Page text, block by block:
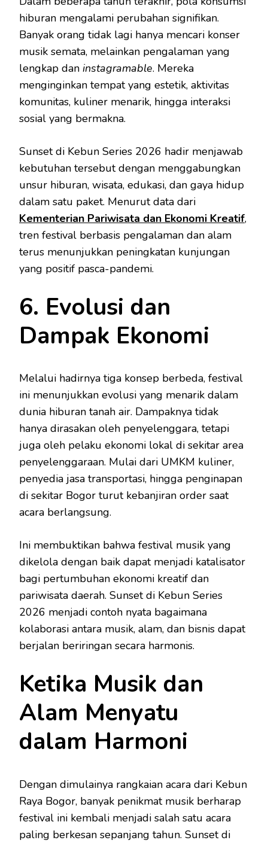
hiburan mengalami perubahan signifikan.
Banyak orang tidak lagi hanya mencari konser
musik semata, melainkan pengalaman yang
lengkap dan instagramable. Mereka
menginginkan tempat yang estetik, aktivitas
komunitas, kuliner menarik, hingga interaksi
sosial yang bermakna.
Sunset di Kebun Series 2026 hadir menjawab
kebutuhan tersebut dengan menggabungkan
unsur hiburan, wisata, edukasi, dan gaya hidup
dalam satu paket. Menurut data dari
Kementerian Pariwisata dan Ekonomi Kreatif,
tren festival berbasis pengalaman dan alam
terus menunjukkan peningkatan kunjungan
yang positif pasca-pandemi.
6. Evolusi dan
Dampak Ekonomi
Melalui hadirnya tiga konsep berbeda, festival
ini menunjukkan evolusi yang menarik dalam
dunia hiburan tanah air. Dampaknya tidak
hanya dirasakan oleh penyelenggara, tetapi
juga oleh pelaku ekonomi lokal di sekitar area
penyelenggaraan. Mulai dari UMKM kuliner,
penyedia jasa transportasi, hingga penginapan
di sekitar Bogor turut kebanjiran order saat
acara berlangsung.
Ini membuktikan bahwa festival musik yang
dikelola dengan baik dapat menjadi katalisator
bagi pertumbuhan ekonomi kreatif dan
pariwisata daerah. Sunset di Kebun Series
2026 menjadi contoh nyata bagaimana
kolaborasi antara musik, alam, dan bisnis dapat
berjalan beriringan secara harmonis.
Ketika Musik dan
Alam Menyatu
dalam Harmoni
Dengan dimulainya rangkaian acara dari Kebun
Raya Bogor, banyak penikmat musik berharap
festival ini kembali menjadi salah satu acara
paling berkesan sepanjang tahun. Sunset di